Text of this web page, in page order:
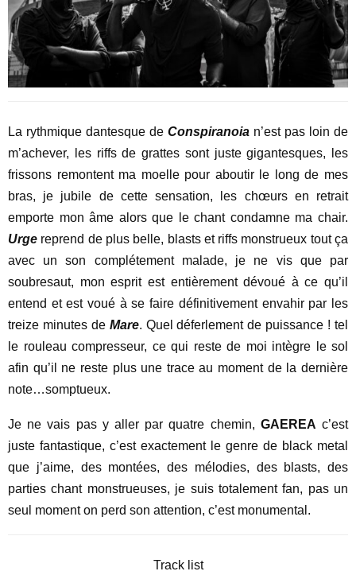
La rythmique dantesque de Conspiranoia n’est pas loin de
m’achever, les riffs de grattes sont juste gigantesques, les
frissons remontent ma moelle pour aboutir le long de mes
bras, je jubile de cette sensation, les chœurs en retrait
emporte mon âme alors que le chant condamne ma chair.
Urge reprend de plus belle, blasts et riffs monstrueux tout ça
avec un son complétement malade, je ne vis que par
soubresaut, mon esprit est entièrement dévoué à ce qu’il
entend et est voué à se faire définitivement envahir par les
treize minutes de Mare. Quel déferlement de puissance ! tel
le rouleau compresseur, ce qui reste de moi intègre le sol
afin qu’il ne reste plus une trace au moment de la dernière
note…somptueux.
Je ne vais pas y aller par quatre chemin, GAEREA c’est
juste fantastique, c’est exactement le genre de black metal
que j’aime, des montées, des mélodies, des blasts, des
parties chant monstrueuses, je suis totalement fan, pas un
seul moment on perd son attention, c’est monumental.
Track list